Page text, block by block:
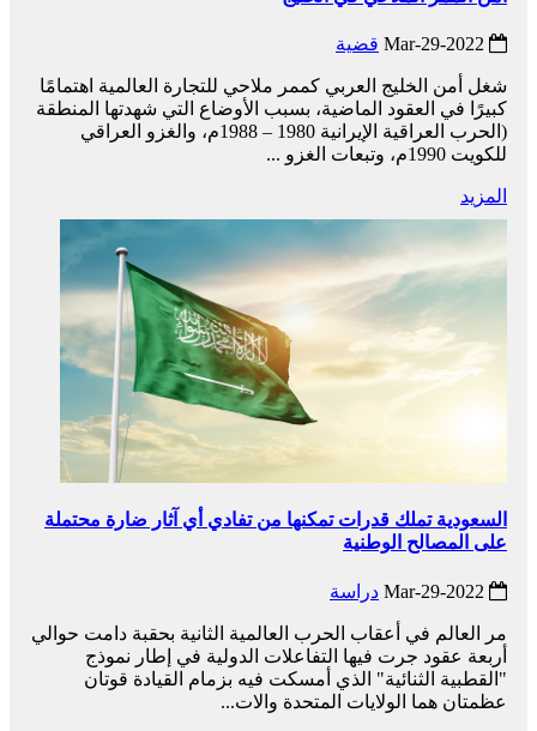
قضية
شغل أمن الخليج العربي كممر ملاحي للتجارة العالمية اهتمامًا
كبيرًا في العقود الماضية، بسبب الأوضاع التي شهدتها المنطقة
(الحرب العراقية الإيرانية 1980 – 1988م، والغزو العراقي
للكويت 1990م، وتبعات الغزو ...
المزيد
السعودية تملك قدرات تمكنها من تفادي أي آثار ضارة محتملة
على المصالح الوطنية
دراسة
مر العالم في أعقاب الحرب العالمية الثانية بحقبة دامت حوالي
أربعة عقود جرت فيها التفاعلات الدولية في إطار نموذج
"القطبية الثنائية" الذي أمسكت فيه بزمام القيادة قوتان
عظمتان هما الولايات المتحدة والات...